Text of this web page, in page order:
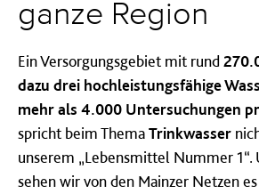
gan­ze Re­gi­on
Ein Versorgungsgebiet mit rund
dazu drei hochleistungsfähige
mehr als 4.000 Untersuchungen
spricht beim ThemaTrinkwasser
unserem „Lebensmittel Nummer 1“.
sehen wir von den Mainzer Netzen